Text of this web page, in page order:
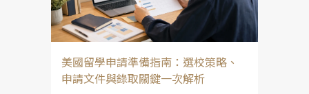
美國留學申請準備指南：選校策略、
申請文件與錄取關鍵一次解析